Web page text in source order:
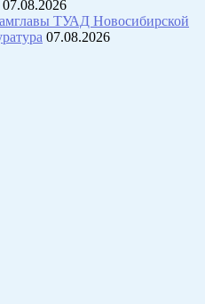
07.08.2026
ТУАД Новосибирской
07.08.2026